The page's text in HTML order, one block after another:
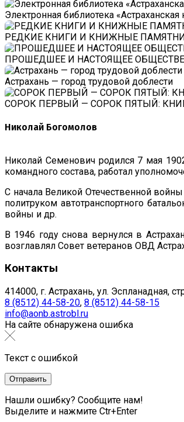
Электронная библиотека
РЕДКИЕ КНИГИ И КНИЖНЫЕ
ПРОШЕДШЕЕ И НАСТОЯЩЕЕ
Астрахань — город трудовой доблести
СОРОК ПЕРВЫЙ — СОРОК ПЯТЫЙ:
Николай Богомолов
Николай Семенович родился 7 мая
командного состава, работал
С начала Великой Отечественной
политруком автотранспортного
войны и др.
В 1946 году снова вернулся в
возглавлял Совет ветеранов ОВД
Контакты
414000, г. Астрахань, ул. Эспланадная,
8 (8512) 44-58-20, 8 (8512) 44-58-15
info@aonb.astrobl.ru
На сайте обнаружена ошибка
Текст с ошибкой
Нашли ошибку? Сообщите нам!
Выделите и нажмите Ctr+Enter